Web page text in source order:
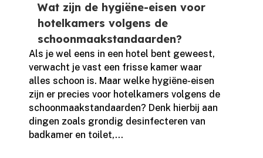
Wat zijn de hygiëne-eisen voor
hotelkamers volgens de
schoonmaakstandaarden?
Als je wel eens in een hotel bent geweest,
verwacht je vast een frisse kamer waar
alles schoon is.​ Maar welke hygiëne-eisen
zijn er precies voor hotelkamers volgens de
schoonmaakstandaarden? Denk hierbij aan
dingen zoals grondig desinfecteren van
badkamer en toilet,...